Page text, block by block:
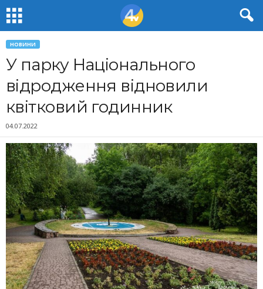
НОВИНИ
У парку Національного
відродження відновили
квітковий годинник
04.07.2022